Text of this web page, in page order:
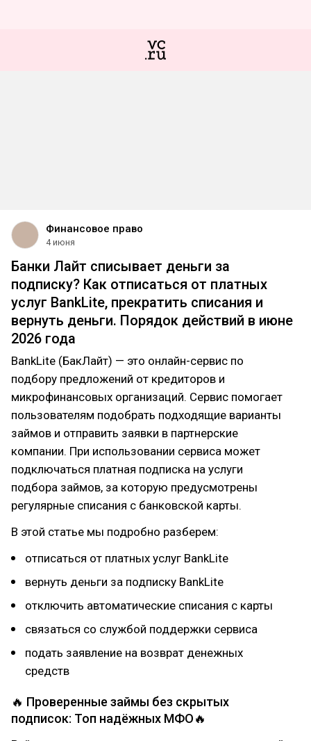
Финансовое право
4 июня
Банки Лайт списывает деньги за
подписку? Как отписаться от платных
услуг BankLite, прекратить списания и
вернуть деньги. Порядок действий в июне
2026 года
BankLite (БакЛайт) — это онлайн-сервис по
подбору предложений от кредиторов и
микрофинансовых организаций. Сервис помогает
пользователям подобрать подходящие варианты
займов и отправить заявки в партнерские
компании. При использовании сервиса может
подключаться платная подписка на услуги
подбора займов, за которую предусмотрены
регулярные списания с банковской карты.
В этой статье мы подробно разберем:
отписаться от платных услуг BankLite
вернуть деньги за подписку BankLite
отключить автоматические списания с карты
связаться со службой поддержки сервиса
подать заявление на возврат денежных
средств
🔥 Проверенные займы без скрытых
подписок: Топ надёжных МФО🔥